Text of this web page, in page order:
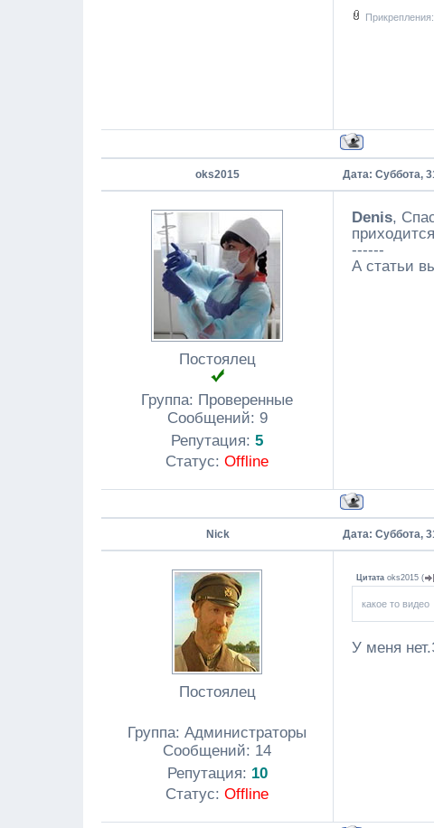
Прикрепления:
oks2015 Дата: Суббота,
Постоялец
Группа: Проверенные
Сообщений: 9
Репутация: 5
Статус: Offline
Denis,
------
А статьи
Nick Дата: Суббота,
Постоялец
Группа: Администраторы
Сообщений: 14
Репутация: 10
Статус: Offline
Цитата oks2015 (
какое то видео
У меня